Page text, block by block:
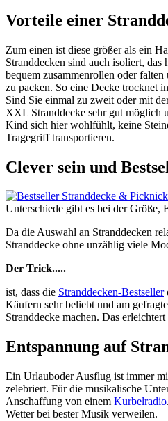
Vorteile einer
Zum einen ist diese größer als ein
Stranddecken sind auch isoliert,
bequem zusammenrollen oder
zu packen. So eine Decke trocknet
Sind Sie einmal zu zweit oder mit
XXL Stranddecke sehr gut möglich
Kind sich hier wohlfühlt, keine
Tragegriff transportieren.
Clever sein und
Unterschiede gibt es bei der Größe,
Da die Auswahl an Stranddecken
Stranddecke ohne unzählig viele
Der Trick.....
ist, dass die Stranddecken-Bestseller
Käufern sehr beliebt und am
Stranddecke machen. Das
Entspannung auf
Ein Urlauboder Ausflug ist immer
zelebriert. Für die musikalische
Anschaffung von einem Kurbelradio
Wetter bei bester Musik verweilen.